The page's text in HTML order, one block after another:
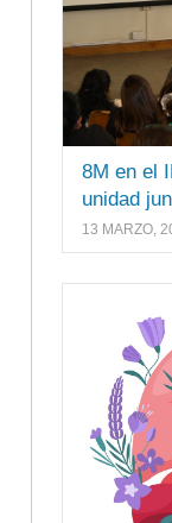
8M en el
unidad
13 MARZO,